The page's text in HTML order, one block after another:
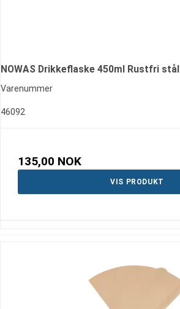
NOWAS Drikkeflaske 450ml Rustfri stål
Varenummer
46092
135,00 NOK
VIS PRODUKT